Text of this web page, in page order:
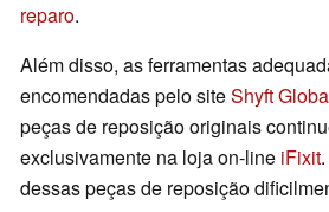
reparo.
Além disso, as ferramentas
encomendadas pelo siteShyft
peças de reposição originais
exclusivamente na loja on-line iFixit
dessas peças de reposição